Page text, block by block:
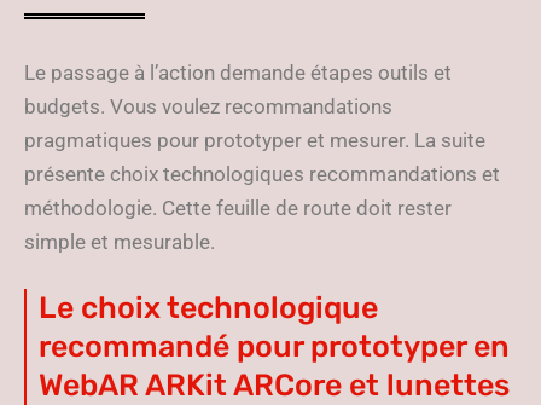
Le passage à l’action demande étapes outils et
budgets. Vous voulez recommandations
pragmatiques pour prototyper et mesurer. La suite
présente choix technologiques recommandations et
méthodologie. Cette feuille de route doit rester
simple et mesurable.
Le choix technologique
recommandé pour prototyper en
WebAR ARKit ARCore et lunettes